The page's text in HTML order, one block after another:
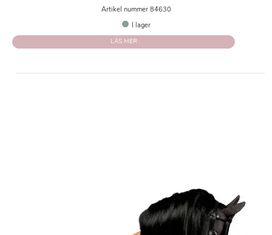
Artikel nummer 84630
I lager
LÄS MER